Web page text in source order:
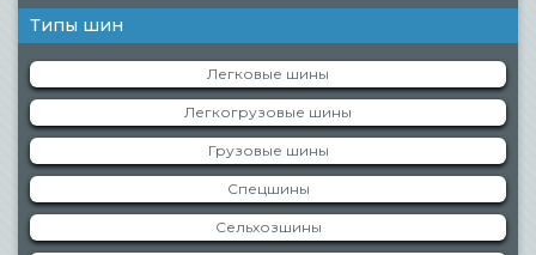
Типы шин
Легковые шины
Легкогрузовые шины
Грузовые шины
Спецшины
Сельхозшины